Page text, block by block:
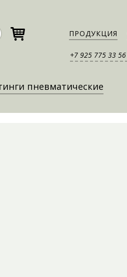
ПРОДУКЦИЯ
+7 925 775 33 56
пневматические